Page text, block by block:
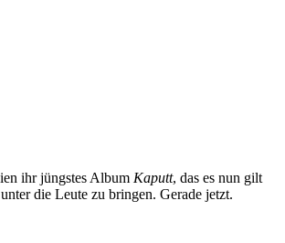
ihr jüngstes Album Kaputt, das es nun gilt
die Leute zu bringen. Gerade jetzt.